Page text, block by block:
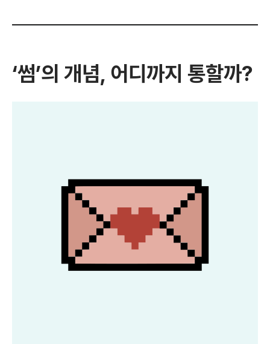
‘썸’의 개념, 어디까지 통할까?